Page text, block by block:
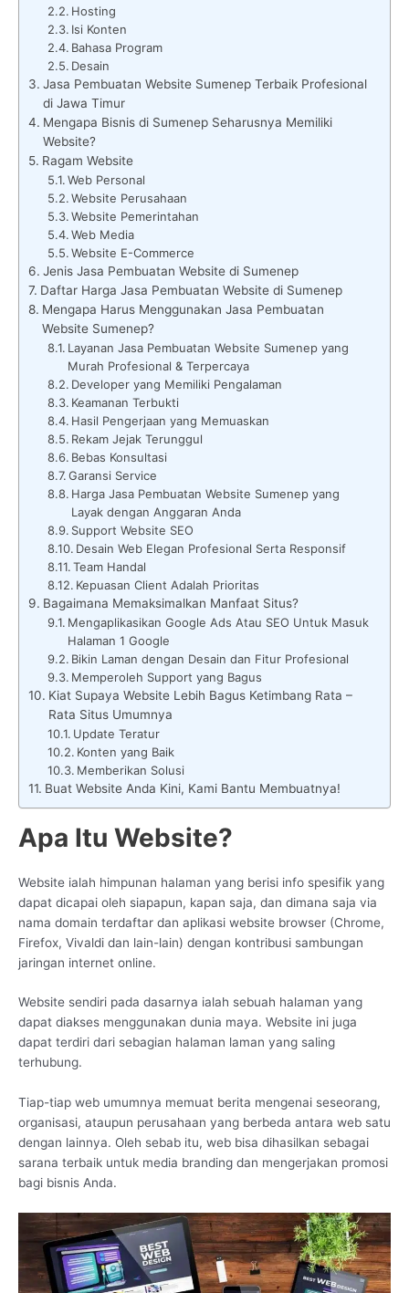
Hosting
Isi Konten
Bahasa Program
Desain
Jasa Pembuatan Website Sumenep Terbaik Profesional
di Jawa Timur
Mengapa Bisnis di Sumenep Seharusnya Memiliki
Website?
Ragam Website
Web Personal
Website Perusahaan
Website Pemerintahan
Web Media
Website E-Commerce
Jenis Jasa Pembuatan Website di Sumenep
Daftar Harga Jasa Pembuatan Website di Sumenep
Mengapa Harus Menggunakan Jasa Pembuatan
Website Sumenep?
Layanan Jasa Pembuatan Website Sumenep yang
Murah Profesional & Terpercaya
Developer yang Memiliki Pengalaman
Keamanan Terbukti
Hasil Pengerjaan yang Memuaskan
Rekam Jejak Terunggul
Bebas Konsultasi
Garansi Service
Harga Jasa Pembuatan Website Sumenep yang
Layak dengan Anggaran Anda
Support Website SEO
Desain Web Elegan Profesional Serta Responsif
Team Handal
Kepuasan Client Adalah Prioritas
Bagaimana Memaksimalkan Manfaat Situs?
Mengaplikasikan Google Ads Atau SEO Untuk Masuk
Halaman 1 Google
Bikin Laman dengan Desain dan Fitur Profesional
Memperoleh Support yang Bagus
Kiat Supaya Website Lebih Bagus Ketimbang Rata –
Rata Situs Umumnya
Update Teratur
Konten yang Baik
Memberikan Solusi
Buat Website Anda Kini, Kami Bantu Membuatnya!
Apa Itu Website?
Website ialah himpunan halaman yang berisi info spesifik yang
dapat dicapai oleh siapapun, kapan saja, dan dimana saja via
nama domain terdaftar dan aplikasi website browser (Chrome,
Firefox, Vivaldi dan lain-lain) dengan kontribusi sambungan
jaringan internet online.
Website sendiri pada dasarnya ialah sebuah halaman yang
dapat diakses menggunakan dunia maya. Website ini juga
dapat terdiri dari sebagian halaman laman yang saling
terhubung.
Tiap-tiap web umumnya memuat berita mengenai seseorang,
organisasi, ataupun perusahaan yang berbeda antara web satu
dengan lainnya. Oleh sebab itu, web bisa dihasilkan sebagai
sarana terbaik untuk media branding dan mengerjakan promosi
bagi bisnis Anda.